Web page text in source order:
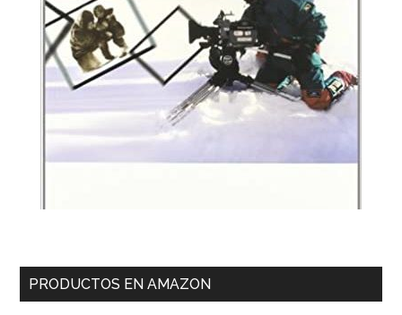
PRODUCTOS EN AMAZON